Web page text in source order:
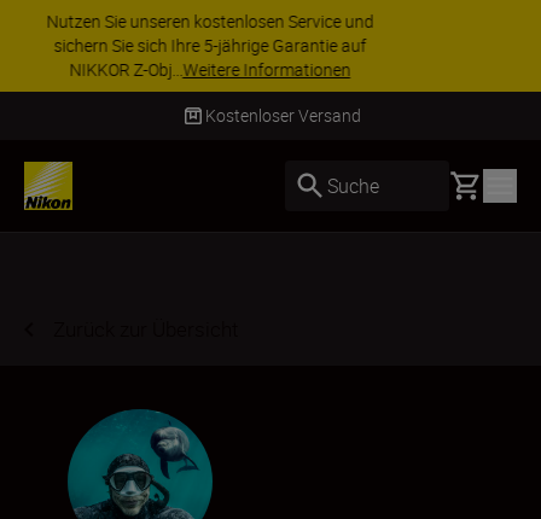
ZUBEHÖR IM ANGEBOT | Sparen Sie 15 % auf
ausgewähltes Zubehör und vervollständigen Sie
Ihre Ausrüstu...Jetzt einkaufen
Lieferung innerhalb von 2–4 Werktagen
Suche Basket